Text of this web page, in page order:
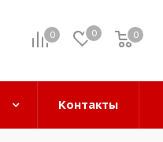
0 0 0
0
Контакты